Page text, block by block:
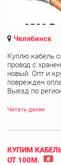
Челябинск
Куплю кабель
провод с
новый. Опт и
поврежден
Выезд по
Читать далее
КУПИМ
ОТ 100М.